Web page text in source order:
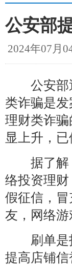
公安部
2024年07月
公安部近
类诈骗是
理财类诈
显上升，已
据了解，
络投资理
假征信，
友，网络游
刷单是指
提高店铺信